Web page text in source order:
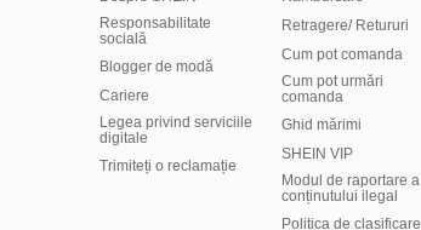
Responsabilitate
socială
Blogger de modă
Cariere
Legea privind serviciile
digitale
Trimiteți o reclamație
Retragere/ Retururi
Cum pot comanda
Cum pot urmări
comanda
Ghid mărimi
SHEIN VIP
Modul de raportare a
conținutului ilegal
Politica de clasificare